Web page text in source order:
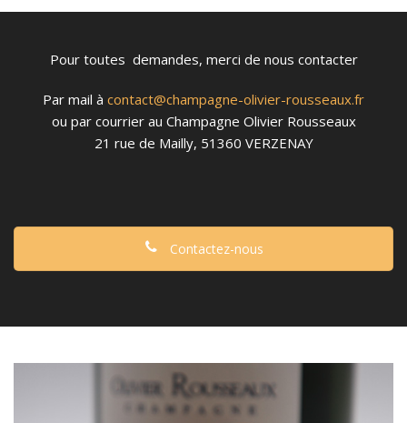
Pour toutes demandes, merci de nous contacter
Par mail à contact@champagne-olivier-rousseaux.fr
ou par courrier au Champagne Olivier Rousseaux
21 rue de Mailly, 51360 VERZENAY
Contactez-nous